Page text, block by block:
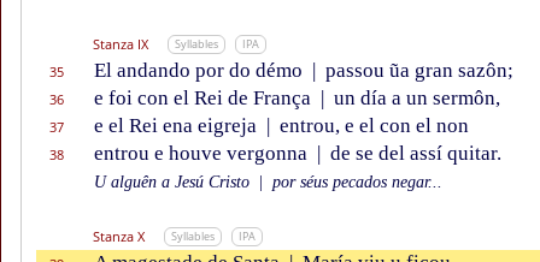
Stanza IX Syllables IPA
35 El andando por do démo | passou ũa gran sazôn;
36 e foi con el Rei de França | un día a un sermôn,
37 e el Rei ena eigreja | entrou, e el con el non
38 entrou e houve vergonna | de se del assí quitar.
U alguên a Jesú Cristo por séus pecados negar...
Stanza X Syllables IPA